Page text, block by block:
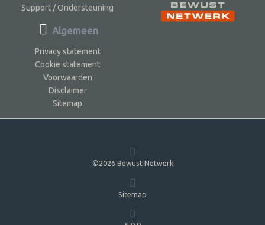
Support / Ondersteuning
Algemeen
Privacy statement
Cookie statement
Voorwaarden
Disclaimer
Sitemap
©2026 Bewust Netwerk
Sitemap